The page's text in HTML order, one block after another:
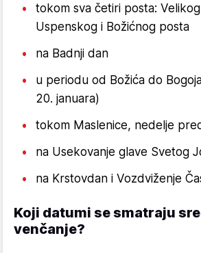
tokom sva četiri posta:
Uspenskog i Božićnog posta
na Badnji dan
u periodu od Božića do
20. januara)
tokom Maslenice, nedelje
na Usekovanje glave Svetog
na Krstovdan i Vozdviženje
Koji datumi se smatraju
venčanje?